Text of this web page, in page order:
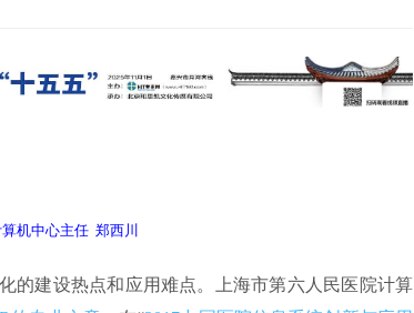
算机中心主任 郑西川
的建设热点和应用难点。上海市第六人民医院计算